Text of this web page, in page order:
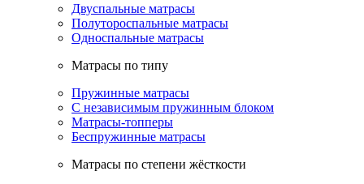
Двуспальные матрасы
Полутороспальные матрасы
Односпальные матрасы
Матрасы по типу
Пружинные матрасы
С независимым пружинным блоком
Матрасы-топперы
Беспружинные матрасы
Матрасы по степени жёсткости